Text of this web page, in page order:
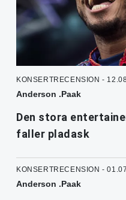
KONSERTRECENSION -
Anderson .Paak
Den stora
faller pladask
KONSERTRECENSION -
Anderson .Paak